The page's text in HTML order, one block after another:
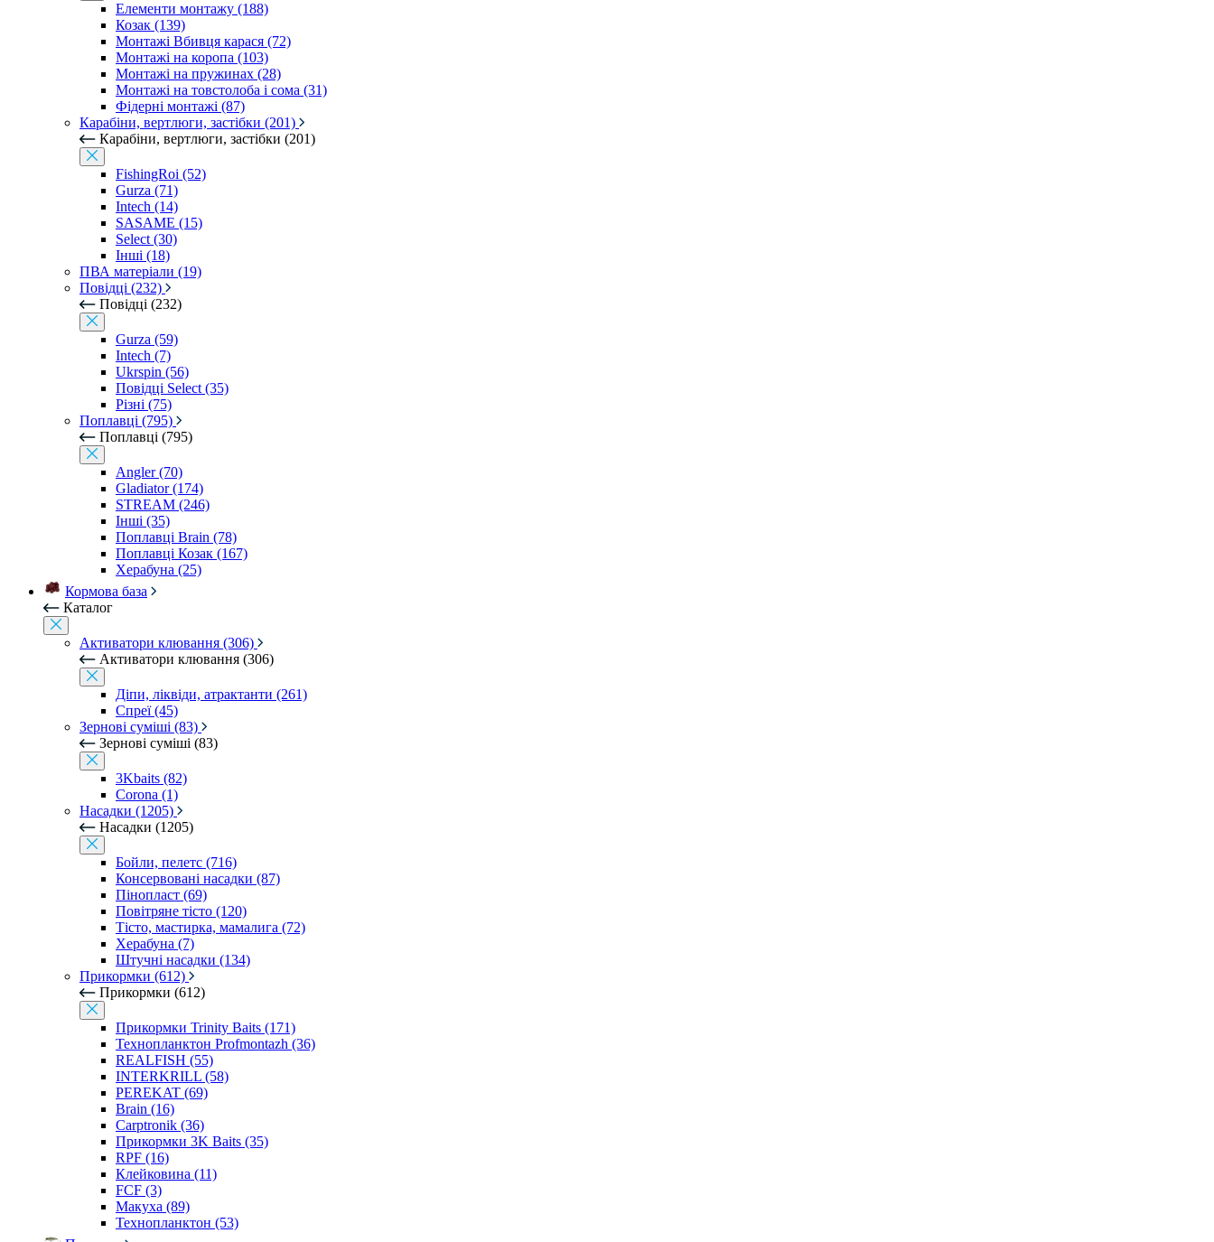
Елементи монтажу (188)
Козак (139)
Монтажі Вбивця карася (72)
Монтажі на коропа (103)
Монтажі на пружинах (28)
Монтажі на товстолоба і сома (31)
Фідерні монтажі (87)
Карабіни, вертлюги, застібки (201)
Карабіни, вертлюги, застібки (201)
FishingRoi (52)
Gurza (71)
Intech (14)
SASAME (15)
Select (30)
Інші (18)
ПВА матеріали (19)
Повідці (232)
Повідці (232)
Gurza (59)
Intech (7)
Ukrspin (56)
Повідці Select (35)
Різні (75)
Поплавці (795)
Поплавці (795)
Angler (70)
Gladiator (174)
STREAM (246)
Інші (35)
Поплавці Brain (78)
Поплавці Козак (167)
Херабуна (25)
Кормова база
Каталог
Активатори клювання (306)
Активатори клювання (306)
Діпи, ліквіди, атрактанти (261)
Спреї (45)
Зернові суміші (83)
Зернові суміші (83)
3Kbaits (82)
Corona (1)
Насадки (1205)
Насадки (1205)
Бойли, пелетс (716)
Консервовані насадки (87)
Пінопласт (69)
Повітряне тісто (120)
Тісто, мастирка, мамалига (72)
Херабуна (7)
Штучні насадки (134)
Прикормки (612)
Прикормки (612)
Прикормки Trinity Baits (171)
Технопланктон Profmontazh (36)
REALFISH (55)
INTERKRILL (58)
PEREKAT (69)
Brain (16)
Carptronik (36)
Прикормки 3K Baits (35)
RPF (16)
Клейковина (11)
FCF (3)
Макуха (89)
Технопланктон (53)